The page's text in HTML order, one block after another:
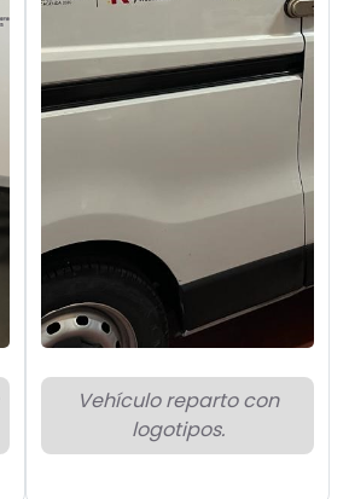
Vehículo reparto con
logotipos.